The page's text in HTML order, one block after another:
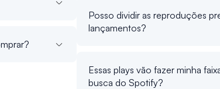
Posso dividir as reproduções
lançamentos?
Essas plays vão fazer minha
busca do Spotify?